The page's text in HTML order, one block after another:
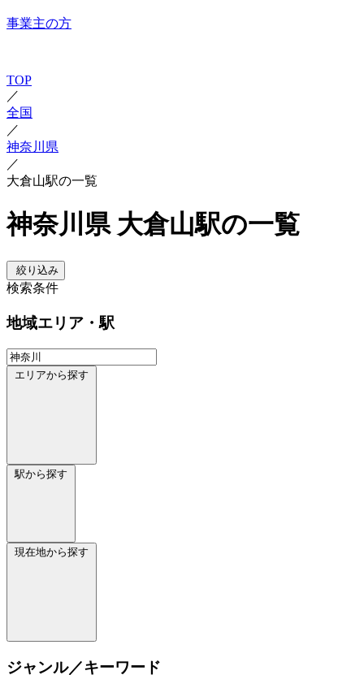
事業主の方
TOP
／
全国
／
神奈川県
／
大倉山駅の一覧
神奈川県 大倉山駅の一覧
絞り込み
検索条件
地域エリア・駅
エリアから探す
駅から探す
現在地から探す
ジャンル／キーワード